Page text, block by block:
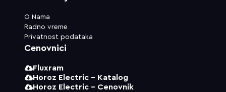
O Nama
Radno vreme
Privatnost podataka
Cenovnici
Fluxram
Horoz Electric - Katalog
Horoz Electric - Cenovnik